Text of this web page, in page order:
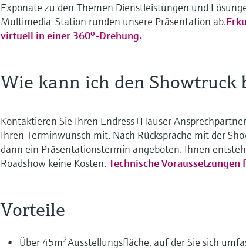
Exponate zu den Themen Dienstleistungen und
Multimedia-Station runden unsere Präsentation ab.
virtuell in einer 360o-Drehung.
Wie kann ich den Showtruck
Kontaktieren Sie Ihren Endress+Hauser
Ihren Terminwunsch mit. Nach Rücksprache mit der
dann ein Präsentationstermin angeboten. Ihnen
Roadshow keine Kosten.Technische
Vorteile
Über 45m2Ausstellungsfläche, auf der Sie sich